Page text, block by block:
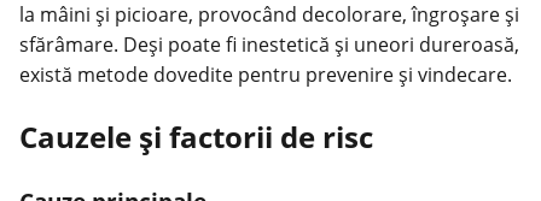
la mâini și picioare, provocând decolorare, îngroșare și
sfărâmare. Deși poate fi inestetică și uneori dureroasă,
există metode dovedite pentru prevenire și vindecare.
Cauzele și factorii de risc